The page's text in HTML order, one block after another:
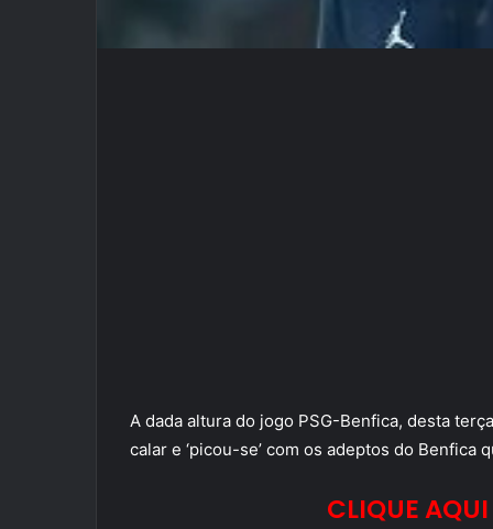
A dada altura do jogo PSG-Benfica, desta
calar e ‘picou-se’ com os adeptos do Benfica
CLIQUE